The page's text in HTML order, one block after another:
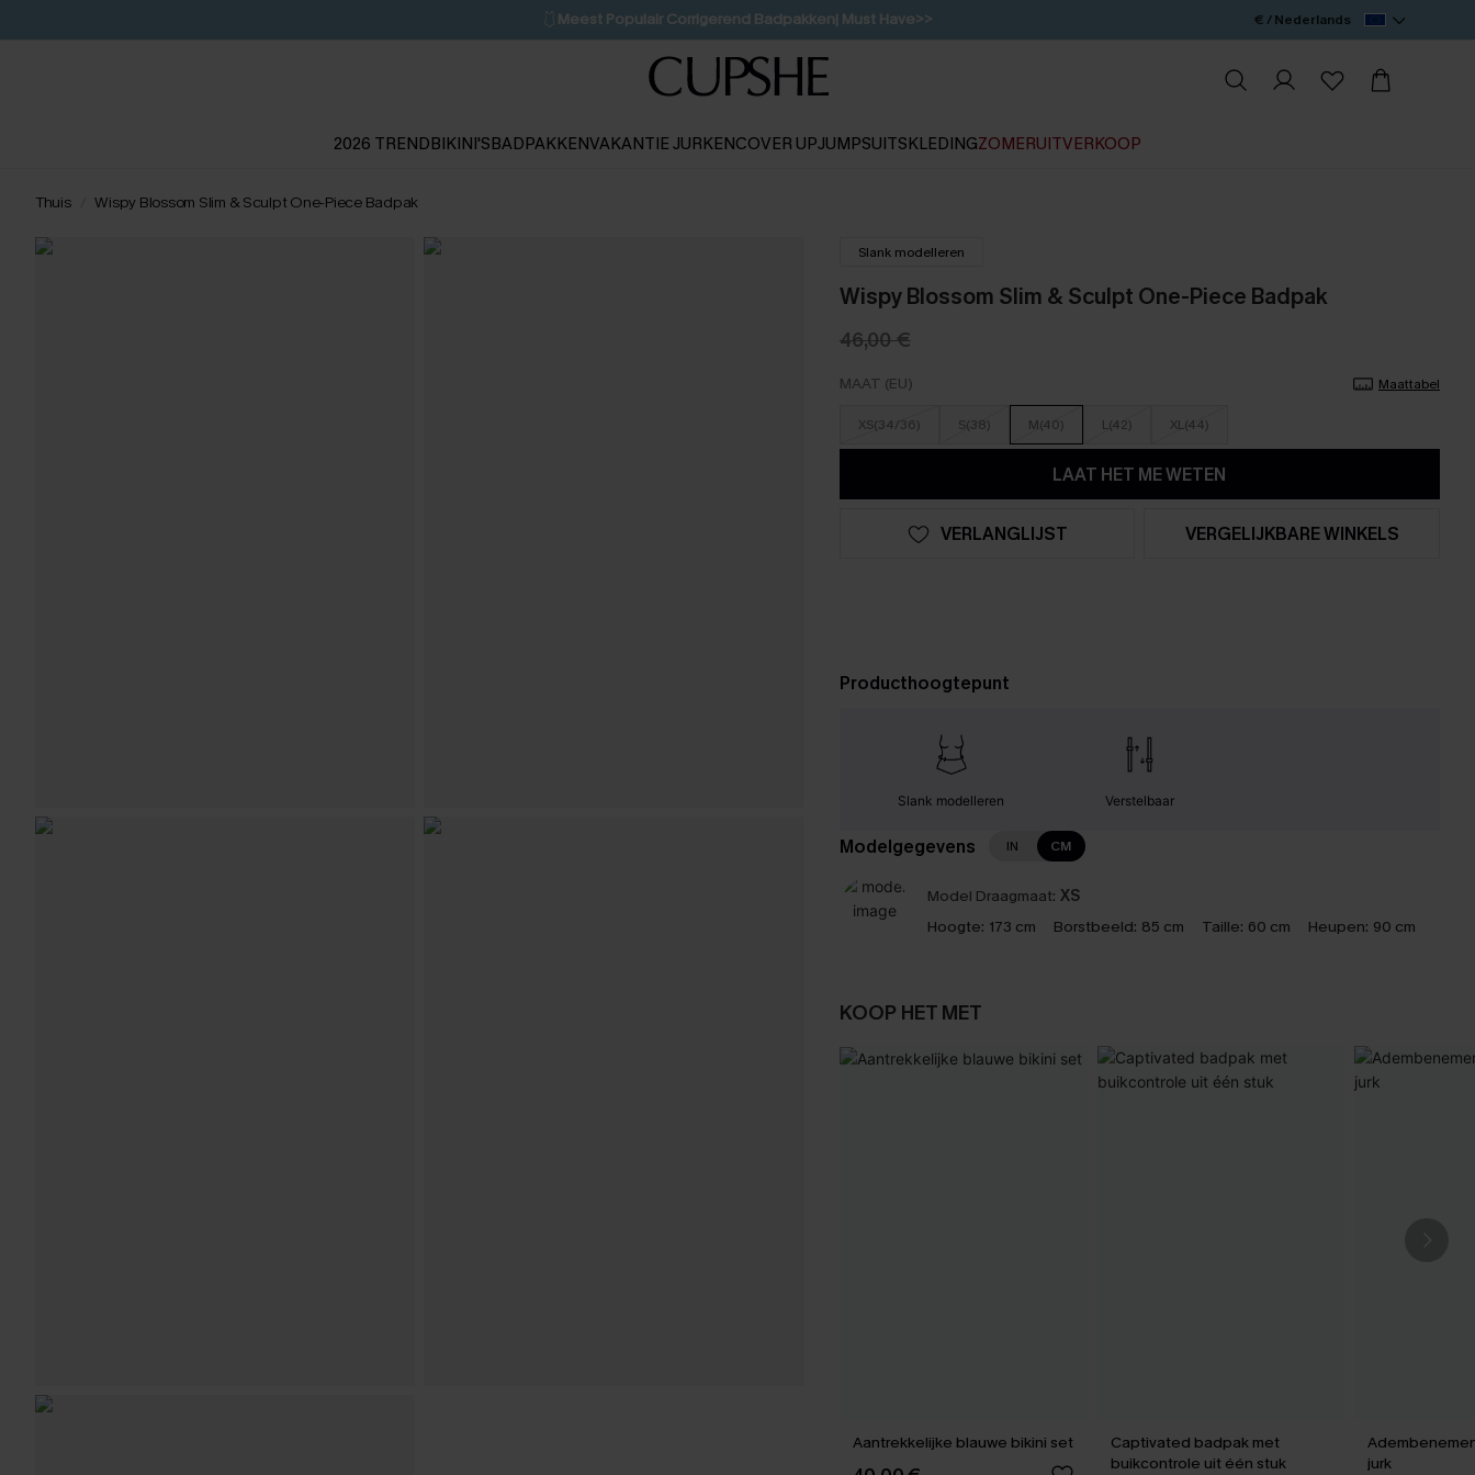
🩱 Meest Populair Corrigerend Badpakken| Must Have>>
💌Abonneer je & ontvang tot 15% korting>>
Koop 3, krijg 15% korting | CODE: SW15
€ / Nederlands
2026 TRENDBIKINI'SBADPAKKENVAKANTIE JURKENCOVER UPJUMPSUITSKLEDINGZOMERUITVERKOOP
Thuis Wispy Blossom Slim & Sculpt One-Piece Badpak
Slank modelleren
Wispy Blossom Slim & Sculpt One-Piece Badpak
46,00 €
MAAT (EU) Maattabel
XS(34/36) S(38) M(40) L(42) XL(44)
LAAT HET ME WETEN
VERLANGLIJST VERGELIJKBARE WINKELS
Producthoogtepunt
Slank modelleren Verstelbaar
Modelgegevens IN CM
Model Draagmaat: XS
Hoogte: 173 cm Borstbeeld: 85 cm Taille: 60 cm Heupen: 90 cm
KOOP HET MET
Aantrekkelijke blauwe bikini set
Captivated badpak met
buikcontrole uit één stuk
jurk